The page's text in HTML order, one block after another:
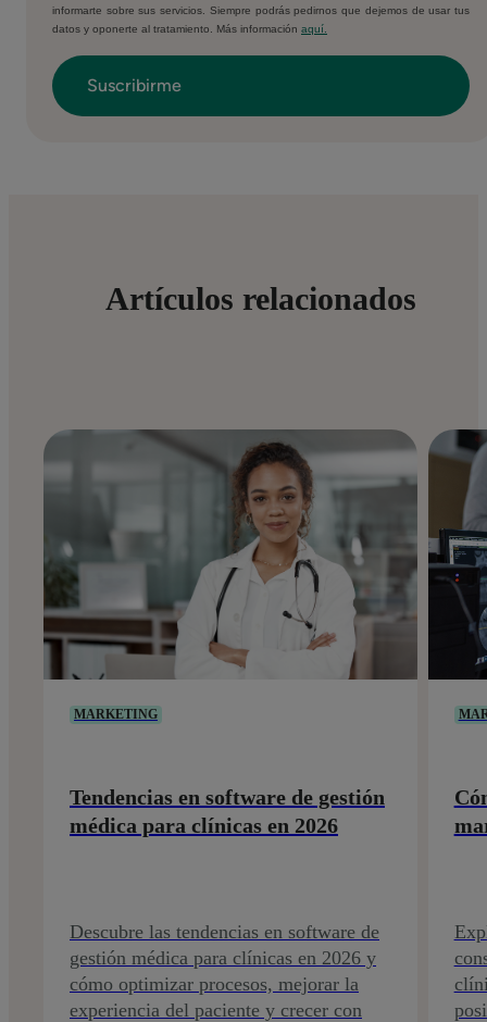
informarte sobre sus servicios. Siempre podrás pedirnos que dejemos de usar tus
datos y oponerte al tratamiento. Más información aquí.
Artículos relacionados
MARKETING
Tendencias en software de gestión
médica para clínicas en 2026
Descubre las tendencias en software de
gestión médica para clínicas en 2026 y
cómo optimizar procesos, mejorar la
experiencia del paciente y crecer con